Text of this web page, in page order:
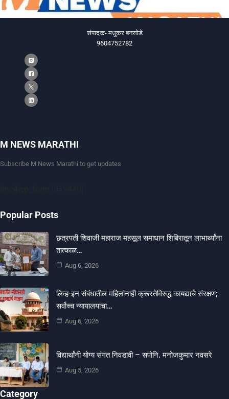
संपादक- मधुकर बनसोडे
9604752782
M NEWS MARATHI
Subscribe M News Marathi to get updates
Popular Posts
छत्रपती शिवाजी महाराज महसूल समाधान शिबिरातून लाभार्थ्यांना
तात्काळ…
Aug 6, 2026
लिव्ह-इन संबंधातील महिलांनाही क्रूरतेविरुद्ध कायद्याचे संरक्षण;
सर्वोच्च न्यायालयाचा…
Aug 6, 2026
विद्यार्थांनी योग्य संगत निवडावी – सपोनि. मनोजकुमार नवसरे
Aug 5, 2026
Category